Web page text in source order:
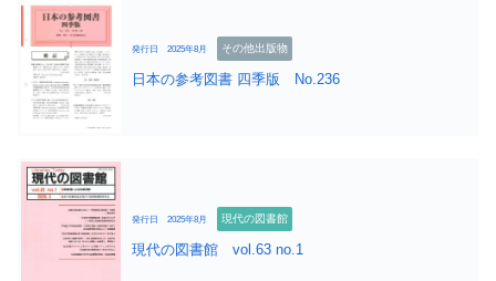
発行日 2025年8月 その他出版物
日本の参考図書 四季版 No.236
発行日 2025年8月 現代の図書館
現代の図書館 vol.63 no.1